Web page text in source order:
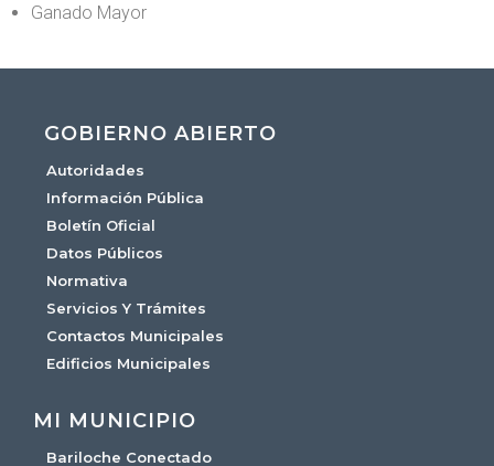
Ganado Mayor
GOBIERNO ABIERTO
Autoridades
Información Pública
Boletín Oficial
Datos Públicos
Normativa
Servicios Y Trámites
Contactos Municipales
Edificios Municipales
MI MUNICIPIO
Bariloche Conectado